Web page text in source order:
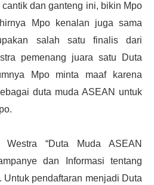
dan ganteng ini, bikin Mpo
Mpo kenalan juga sama
salah satu finalis dari
pemenang juara satu Duta
Mpo minta maaf karena
duta muda ASEAN untuk
“Duta Muda ASEAN
dan Informasi tentang
Untuk pendaftaran menjadi Duta